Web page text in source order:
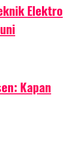
Elektro
Kapan